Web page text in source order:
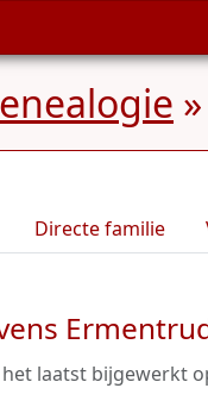
»
Directe familie
laatst bijgewerkt